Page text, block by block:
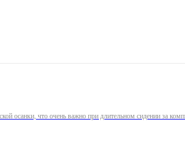
осанки, что очень важно при длительном сидении за